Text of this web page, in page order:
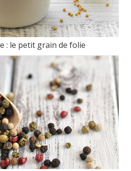
: le petit grain de folie